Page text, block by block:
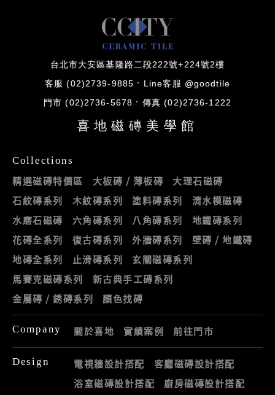
台北市大安區基隆路二段222號+224號2樓
客服 (02)2739-9885 Line客服 @goodtile
門市 (02)2736-5678 傳真 (02)2736-1222
喜地磁磚美學館
Collections
精選磁磚特價區 大板磚 / 薄板磚
大理石磁磚
石紋磚系列
木紋磚系列 塗料磚系列
清水模磁磚
水磨石磁磚
六角磚系列 八角磚系列
地鐵磚系列
花磚全系列
復古磚系列 外牆磚系列
壁磚 / 地鐵磚
地磚全系列
止滑磚系列
玄關磁磚系列
馬賽克磁磚系列
新古典手工磚系列
金屬磚 / 銹磚系列
顏色找磚
Company 關於喜地 實績案例 前往門市
Design 電視牆設計搭配
客廳磁磚設計搭配
浴室磁磚設計搭配
廚房磁磚設計搭配